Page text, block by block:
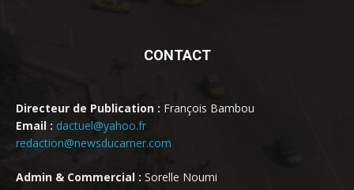
CONTACT
Directeur de Publication : François Bambou
Email : dactuel@yahoo.fr
redaction@newsducamer.com
Admin & Commercial : Sorelle Noumi